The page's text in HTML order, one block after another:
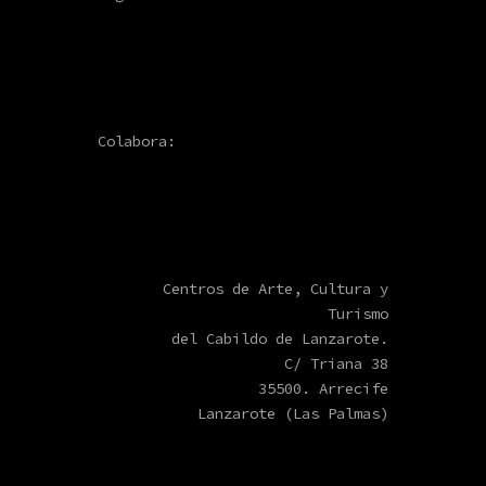
Colabora:
Centros de Arte, Cultura y
Turismo
del Cabildo de Lanzarote.
C/ Triana 38
35500. Arrecife
Lanzarote (Las Palmas)